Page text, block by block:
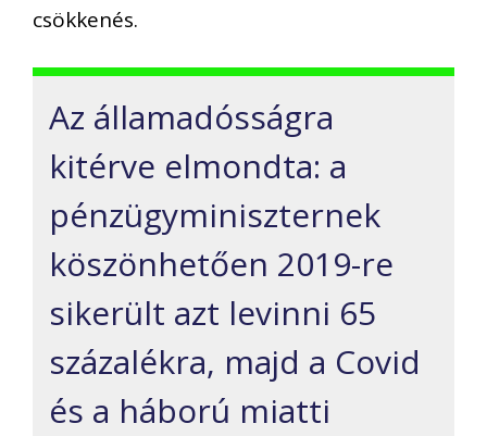
csökkenés.
Az államadósságra
kitérve elmondta: a
pénzügyminiszternek
köszönhetően 2019-re
sikerült azt levinni 65
százalékra, majd a Covid
és a háború miatti